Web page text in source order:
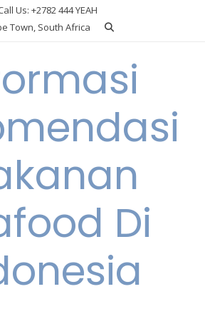
Us: +2782 444 YEAH
Town, South Africa
Di